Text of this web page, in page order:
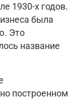
1930-х годов.
была
Это
название
построенном